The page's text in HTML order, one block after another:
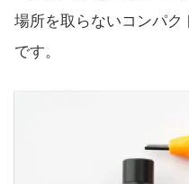
場所を取らないコンパ
です。